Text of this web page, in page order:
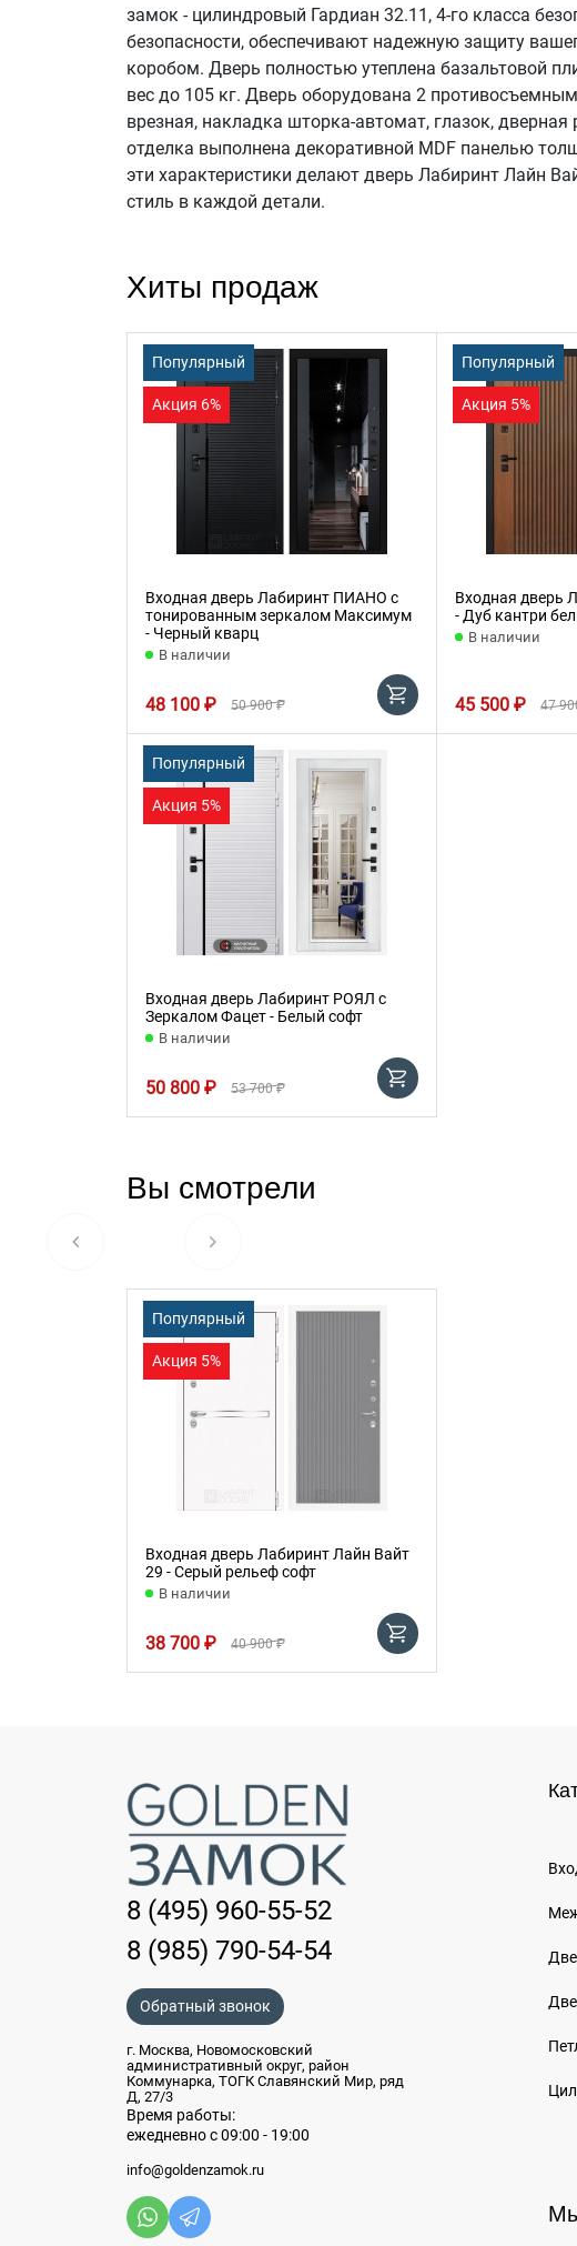
замок - цилиндровый Гардиан 32.11, 4-го класса
безопасности, обеспечивают надежную защиту
коробом. Дверь полностью утеплена базальтовой
вес до 105 кг. Дверь оборудована 2
врезная, накладка шторка-автомат, глазок,
отделка выполнена декоративной MDF панелью
эти характеристики делают дверь Лабиринт Лайн
стиль в каждой детали.
Хиты продаж
Популярный
Акция 6%
Входная дверь Лабиринт ПИАНО с
тонированным зеркалом Максимум
- Черный кварц
В наличии
48 100 ₽ 50 900 ₽
Популярный
Акция 5%
Входная дверь
- Дуб кантри
В наличии
45 500 ₽ 47
Популярный
Акция 5%
Входная дверь Лабиринт РОЯЛ с
Зеркалом Фацет - Белый софт
В наличии
50 800 ₽ 53 700 ₽
Вы смотрели
Популярный
Акция 5%
Входная дверь Лабиринт Лайн Вайт
29 - Серый рельеф софт
В наличии
38 700 ₽ 40 900 ₽
8 (495) 960-55-52
8 (985) 790-54-54
Обратный звонок
г. Москва, Новомосковский
административный округ, район
Коммунарка, ТОГК Славянский Мир, ряд
Д, 27/3
Время работы:
ежедневно с 09:00 - 19:00
info@goldenzamok.ru